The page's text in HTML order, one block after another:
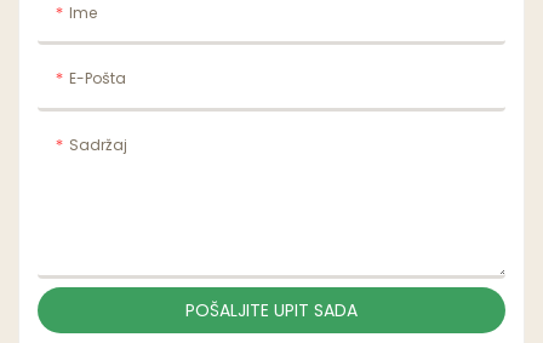
Ime
E-Pošta
Sadržaj
POŠALJITE UPIT SADA